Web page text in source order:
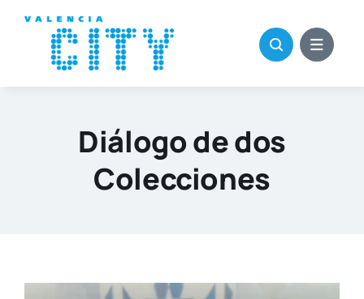
contenido
Diálogo de dos
Colecciones